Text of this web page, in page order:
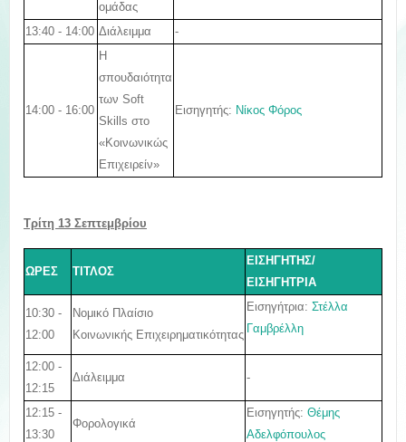
ομάδας
13:40 - 14:00 Διάλειμμα -
14:00 - 16:00
Η
σπουδαιότητα
των Soft
Skills στο
«Κοινωνικώς
Επιχειρείν»
Εισηγητής: Νίκος Φόρος
Τρίτη 13 Σεπτεμβρίου
ΩΡΕΣ ΤΙΤΛΟΣ
ΕΙΣΗΓΗΤΗΣ/
ΕΙΣΗΓΗΤΡΙΑ
10:30 -
12:00
Νομικό Πλαίσιο
Κοινωνικής Επιχειρηματικότητας
Εισηγήτρια: Στέλλα
Γαμβρέλλη
12:00 -
12:15
Διάλειμμα -
12:15 -
13:30
Φορολογικά
Εισηγητής: Θέμης
Αδελφόπουλος